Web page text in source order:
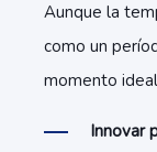
Aunque la
como un
momento
Innovar